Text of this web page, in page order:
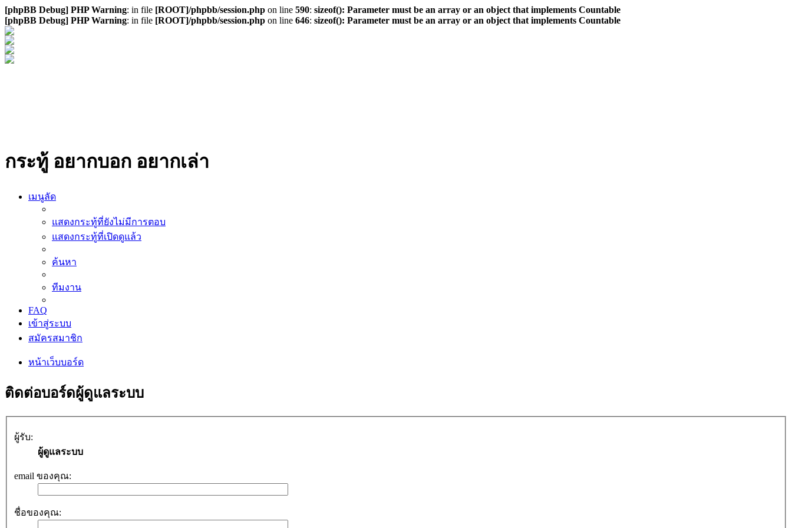
[phpBB Debug] PHP Warning: in file [ROOT]/phpbb/session.php on line 590: sizeof(): Parameter must be an array or an object that implements Countable
[phpBB Debug] PHP Warning: in file [ROOT]/phpbb/session.php on line 646: sizeof(): Parameter must be an array or an object that implements Countable
กระทู้ อยากบอก อยากเล่า
เมนูลัด
แสดงกระทู้ที่ยังไม่มีการตอบ
แสดงกระทู้ที่เปิดดูแล้ว
ค้นหา
ทีมงาน
FAQ
เข้าสู่ระบบ
สมัครสมาชิก
หน้าเว็บบอร์ด
ติดต่อบอร์ดผู้ดูแลระบบ
ผู้รับ:
ผู้ดูแลระบบ
email ของคุณ:
ชื่อของคุณ: